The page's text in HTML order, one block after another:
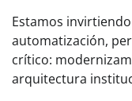
Estamos
automatización,
crítico:
arquitectura